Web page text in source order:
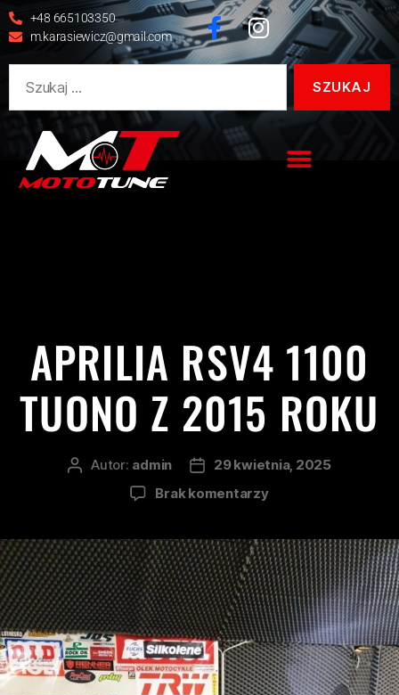
+48 665103350
m.karasiewicz@gmail.com
APRILIA RSV4 1100
TUONO Z 2015 ROKU
Autor: admin
29 kwietnia, 2025
Brak komentarzy